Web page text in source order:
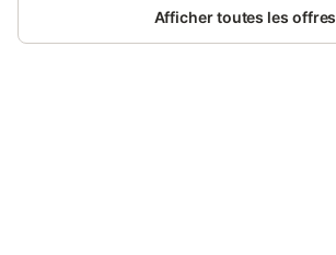
lounge, as well as a concierge service.
Afficher toutes les offres